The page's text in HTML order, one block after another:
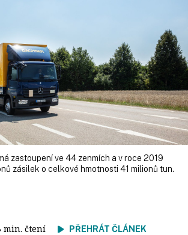
zastoupení ve 44 zenmích a v roce 2019
zásilek o celkové hmotnosti 41 milionů tun.
min. čtení PŘEHRÁT ČLÁNEK